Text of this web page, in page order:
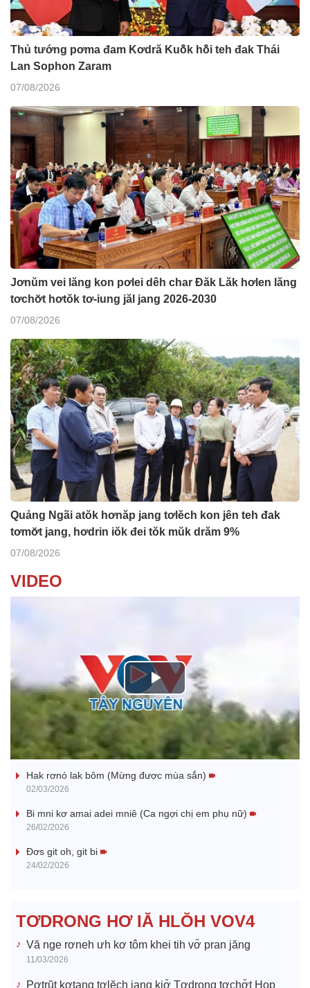
Thủ tướng pơma đam Kơdră Kuô̆k hô̆i teh đak Thái
Lan Sophon Zaram
07/08/2026
Jơnŭm vei lăng kon pơlei dêh char Đăk Lăk hơlen lăng
tơchơ̆t hơtŏk tơ-iung jăl jang 2026-2030
07/08/2026
Quảng Ngãi atŏk hơnăp jang tơlĕch kon jên teh đak
tơmơ̆t jang, hơdrin iŏk đei tŏk mŭk drăm 9%
07/08/2026
VIDEO
P
a
V
e
o
Nhớ bạn
Hak rơnó lak bôm (Mừng được mùa sắn)
02/03/2026
Bi mni kơ amai adei mniê (Ca ngợi chị em phụ nữ)
26/02/2026
Đơs git oh, git bi
24/02/2026
TƠDRONG HƠ IĂ HLŎH VOV4
Vă nge rơneh ưh kơ tôm khei tih vơ̆ pran jăng
11/03/2026
Pơtrŭt kơtang tơlĕch jang kiơ̆ Tơdrong tơchơ̆t Hop